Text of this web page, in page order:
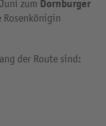
zum Dornburger
der Route sind: